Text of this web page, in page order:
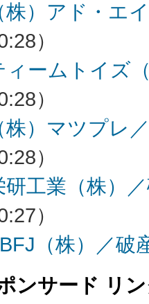
株）アド・エ
）
ィームトイズ
）
株）マツプレ
）
研工業（株）
）
（株）／破
ンサード リ